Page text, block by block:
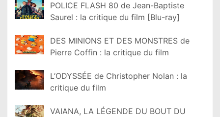
POLICE FLASH 80 de Jean-Baptiste
Saurel : la critique du film [Blu-ray]
DES MINIONS ET DES MONSTRES de
Pierre Coffin : la critique du film
L’ODYSSÉE de Christopher Nolan : la
critique du film
VAIANA, LA LÉGENDE DU BOUT DU